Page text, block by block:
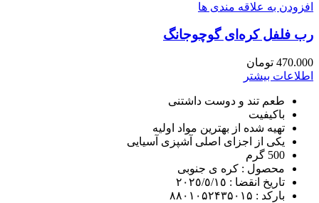
افزودن به علاقه مندی ها
رب فلفل کره‌ای گوچوجانگ
470.000 تومان
اطلاعات بیشتر
طعم تند و دوست داشتنی
باکیفیت
تهیه شده از بهترین مواد اولیه
یکی از اجزای اصلی آشپزی آسیایی
500 گرم
محصول : کره ی جنوبی
تاريخ انقضا : ٢٠٢٥/٥/١٥
باركد : ۸۸۰۱۰۵۲۴۳۵۰۱۵